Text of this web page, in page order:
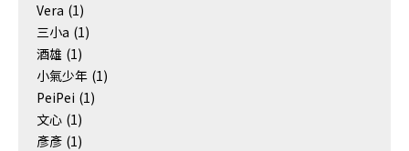
Vera (1)
三小a (1)
酒雄 (1)
小氣少年 (1)
PeiPei (1)
文心 (1)
彥彥 (1)